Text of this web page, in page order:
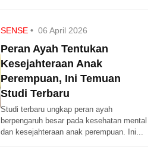
SENSE • 06 April 2026
Peran Ayah Tentukan
Kesejahteraan Anak
Perempuan, Ini Temuan
Studi Terbaru
Studi terbaru ungkap peran ayah
berpengaruh besar pada kesehatan mental
dan kesejahteraan anak perempuan. Ini...